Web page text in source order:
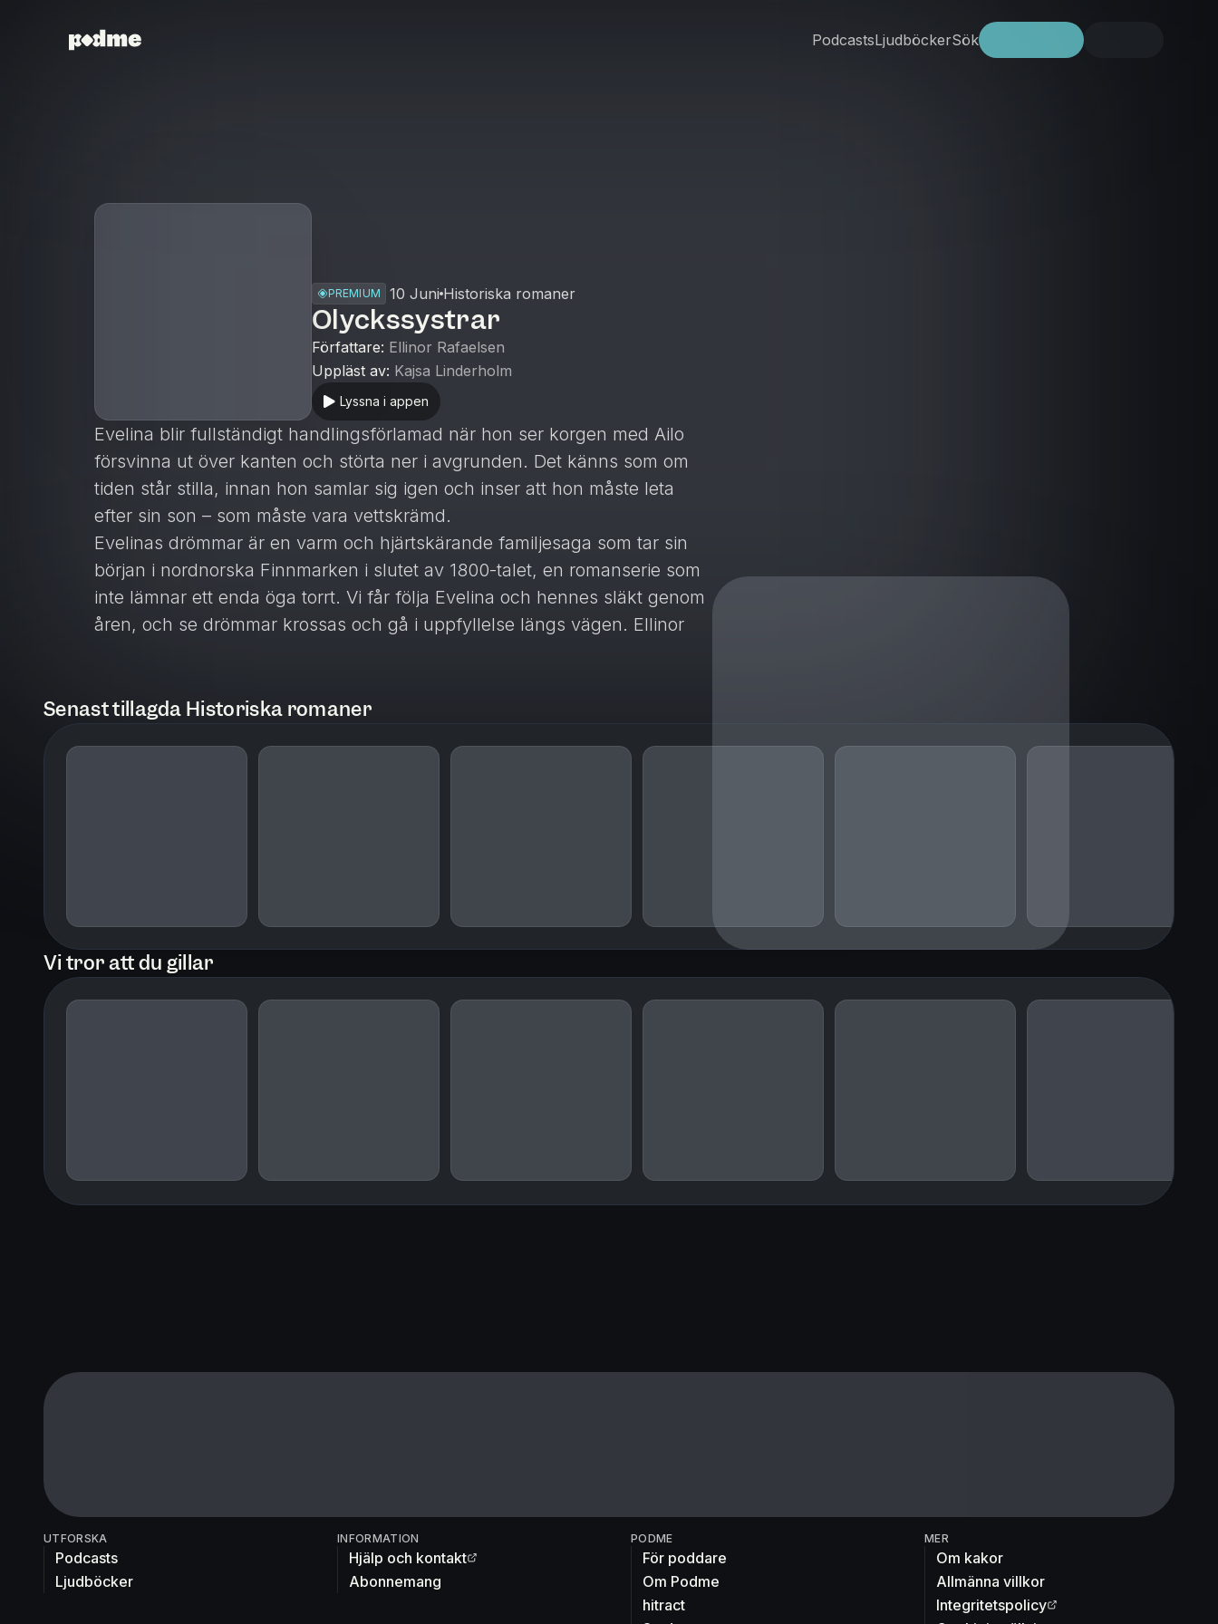
PodcastsLjudböckerSök
PREMIUM 10 Juni Historiska romaner
Olyckssystrar
Författare: Ellinor Rafaelsen
Uppläst av: Kajsa Linderholm
Lyssna i appen
Evelina blir fullständigt handlingsförlamad när hon ser korgen med Ailo
försvinna ut över kanten och störta ner i avgrunden. Det känns som om
tiden står stilla, innan hon samlar sig igen och inser att hon måste leta
efter sin son – som måste vara vettskrämd.
Evelinas drömmar är en varm och hjärtskärande familjesaga som tar sin
början i nordnorska Finnmarken i slutet av 1800-talet, en romanserie som
inte lämnar ett enda öga torrt. Vi får följa Evelina och hennes släkt genom
åren, och se drömmar krossas och gå i uppfyllelse längs vägen. Ellinor
Senast tillagda Historiska romaner
Vi tror att du gillar
UTFORSKA
Podcasts
Ljudböcker
INFORMATION
Hjälp och kontakt
Abonnemang
PODME
För poddare
Om Podme
hitract
MER
Om kakor
Allmänna villkor
Integritetspolicy